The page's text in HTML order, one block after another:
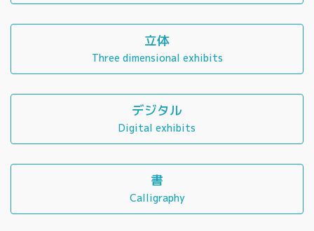
立体
Three dimensional exhibits
デジタル
Digital exhibits
書
Calligraphy